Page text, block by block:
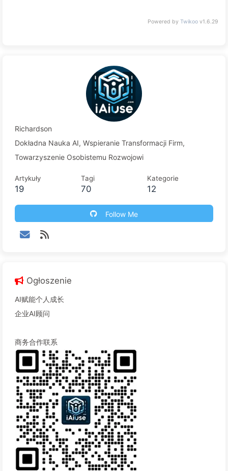
Powered by Twikoo v1.6.29
Richardson
Dokładna Nauka AI, Wspieranie Transformacji Firm,
Towarzyszenie Osobistemu Rozwojowi
Artykuły
19
Tagi
70
Kategorie
12
Follow Me
Ogłoszenie
AI赋能个人成长
企业AI顾问
商务合作联系